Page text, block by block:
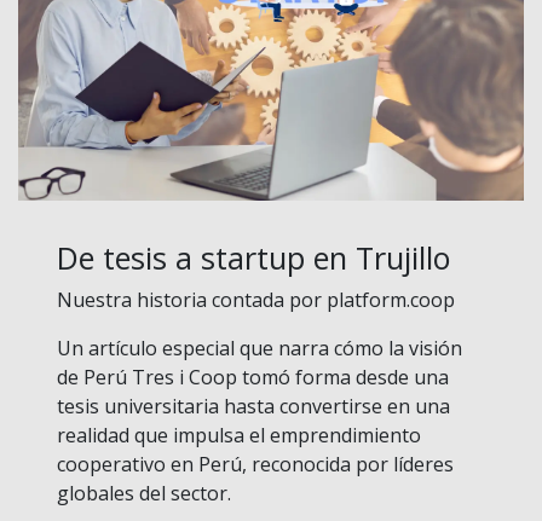
De tesis a startup en Trujillo
Nuestra historia contada por platform.coop
Un artículo especial que narra cómo la visión
de Perú Tres i Coop tomó forma desde una
tesis universitaria hasta convertirse en una
realidad que impulsa el emprendimiento
cooperativo en Perú, reconocida por líderes
globales del sector.